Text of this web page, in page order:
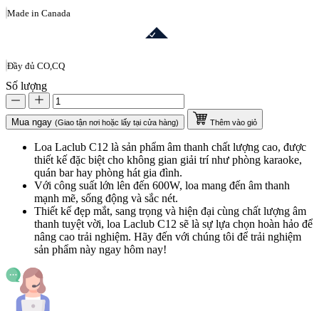
Made in Canada
Đầy đủ CO,CQ
Số lượng
Mua ngay (Giao tận nơi hoặc lấy tại cửa hàng) Thêm vào giỏ
Loa Laclub C12 là sản phẩm âm thanh chất lượng cao, được
thiết kế đặc biệt cho không gian giải trí như phòng karaoke,
quán bar hay phòng hát gia đình.
Với công suất lớn lên đến 600W, loa mang đến âm thanh
mạnh mẽ, sống động và sắc nét.
Thiết kế đẹp mắt, sang trọng và hiện đại cùng chất lượng âm
thanh tuyệt vời, loa Laclub C12 sẽ là sự lựa chọn hoàn hảo để
nâng cao trải nghiệm. Hãy đến với chúng tôi để trải nghiệm
sản phẩm này ngay hôm nay!